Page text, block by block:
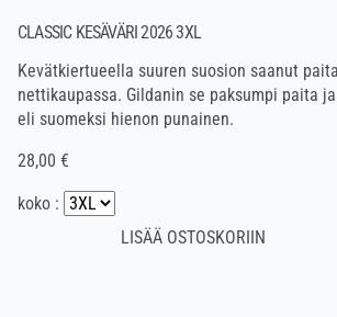
CLASSIC KESÄVÄRI 2026 3XL
Kevätkiertueella suuren suosion saanut
nettikaupassa. Gildanin se paksumpi paita
eli suomeksi hienon punainen.
28,00 €
koko :